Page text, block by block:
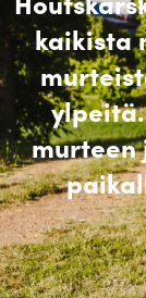
kaikista
murteen